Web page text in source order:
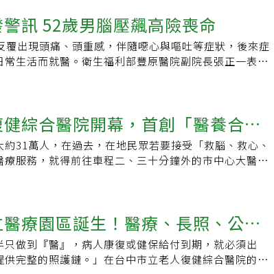
驗均呈現高濃度毒品反應，可見他是短時間內施用即
接連多次遭警方查獲毒駕仍不知警惕，短時間一再反
各判他3月、4月及5月，3罪應執行8月，得易科罰金。
！毒品危害防制諮詢專線0800-770-885
過，左前降支動脈70%阻塞，「等於三條高速公路
行」，隨時可能發生急性心肌梗塞、甚至猝死風險。
支動脈分別置放3根塗藥心臟支架，成功撐開血管後，
失」，呼吸終於恢復順暢。王宇澄指出，心臟冠狀動
初期往往沒有明顯劇烈疼痛，多數以胸悶、喘不過
特別是有抽菸習慣、三高病史、家族心血管病史的民
，若出現持續性的胸部不適，切勿當成腸胃不適或過
同時務必戒菸、控制三高、健康飲食以及規則運動，
用抗血小板藥物以防支架阻塞，千萬不能自行停藥，
家診所接受腸胃鏡檢查，未料過沒多久生命體徵不斷
緊急送醫搶救一夜，在隔日凌晨離開人世。家屬表
話告知「我們沒有爸爸了」，盡管她開導「妳們還有
丈啊」，孩子們回應「但都不是我的爸爸...」，讓她難
打屁的人，再看到祂已經是冰冷的大體」。家屬不滿
臉書發布聲明表示，針對「近日網路流傳之事件」深
醫療處置流程應對處理，對於家屬心情亦高度重視，
實。基於當事人隱私及避免影響司法調查，相關細節
訊 52歲男腦壓飆高險喪命
覆出現頭痛、頭重感，伴隨噁心與嘔吐等症狀，後來症
生活而就醫。衛生福利部豐原醫院副院長張正一表
正一指出，該腫瘤位於顱底、接近視神經前交位置，
管分布宛如蜘蛛網，部分血管可能穿入腫瘤內部，手
血管與腫瘤的關係哪些血管僅貼附於腫瘤表面可安全剝
謹慎處理，若誤傷供應正常腦部的血管，可能導致腦
先降低腫瘤血流，術中又可能面臨大量出血風險。放
導管將栓塞材料精準送入供應腫瘤的血管，主動阻斷
降血。黃竣聖指出，此舉可有效降低腫瘤內部血流壓
時讓腫瘤與周邊組織的界線更為清晰，提升神經外科手
由神經外科團隊開顱，順利完成腫瘤切除，並成功保
綜合醫院開幕，首創「醫養合
新模式
31萬人，在過去，在地民眾若要接受「救腦、救心、
服務，就得前往車程二、三十分鐘外的市中心大醫
綜合醫院院長張坤正表示，期待這些創新模式成為
醫院」，未來成為國際級標竿。臺中市立老人復健綜
團法人中國醫藥大學興建、營運，以BOT模式進行，
老人暨綜合醫療大樓、社區健康大樓、復健長照大樓及
院配置急性一般病床499床、住宿與綜合型長照床共
療園區誕生！醫療、長照、公益
只做到『醫』，病人康復或健保給付到期，就必須出
完整的照護鏈。」在台中市立老人復健綜合醫院的開